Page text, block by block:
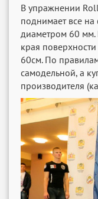
В упражнении
поднимает все
диаметром 60 мм.
края
60см. По
самодельной, а
производителя